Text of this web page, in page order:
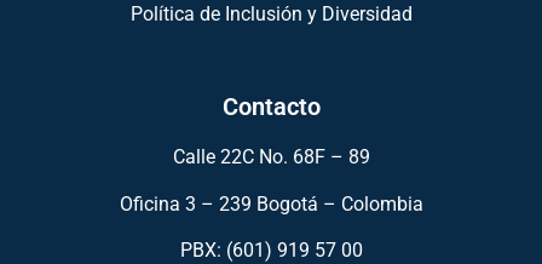
Política de Inclusión y Diversidad
Contacto
Calle 22C No. 68F – 89
Oficina 3 – 239 Bogotá – Colombia
PBX: (601) 919 57 00